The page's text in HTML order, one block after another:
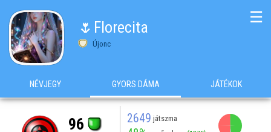
🌷Florecita
Újonc
☰
NÉVJEGY GYORS DÁMA JÁTÉKOK
96 2649 játszma